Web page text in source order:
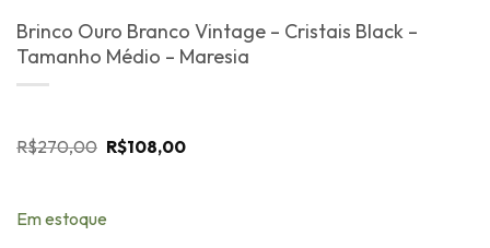
Brinco Ouro Branco Vintage – Cristais Black –
Tamanho Médio – Maresia
R$270,00 O
R$270,00.
R$108,00O
Em estoque